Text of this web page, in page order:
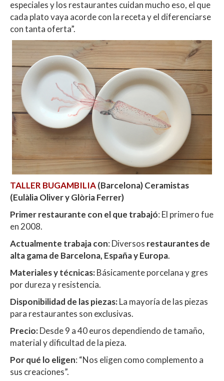
especiales y los restaurantes cuidan mucho eso, el que
cada plato vaya acorde con la receta y el diferenciarse
con tanta oferta”.
TALLER BUGAMBILIA(Barcelona) Ceramistas
(Eulàlia Oliver y Glòria Ferrer)
Primer restaurante con el que trabajó: El primero fue
en 2008.
Actualmente trabaja con: Diversos restaurantes de
alta gama de Barcelona, España y Europa.
Materiales y técnicas:Básicamente porcelana y gres
por dureza y resistencia.
Disponibilidad de las piezas:La mayoría de las piezas
para restaurantes son exclusivas.
Precio:Desde 9 a 40 euros dependiendo de tamaño,
material y dificultad de la pieza.
Por qué lo eligen: “Nos eligen como complemento a
sus creaciones”.